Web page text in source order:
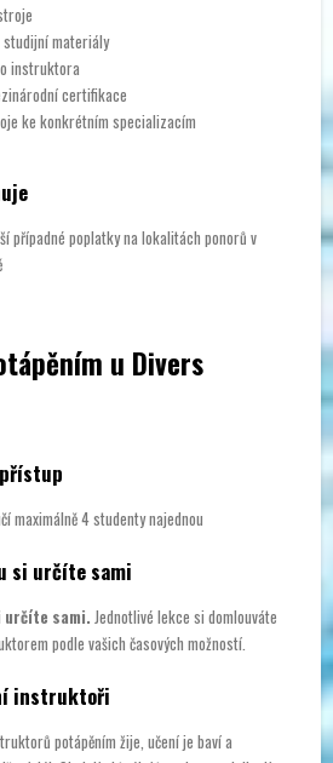
materiály
instruktora
certifikace
ke konkrétním specializacím
případné poplatky na lokalitách ponorů v
u Divers
maximálně 4 studenty najednou
si určíte sami
určíte sami.Jednotlivé lekce si domlouváte
podle vašich časových možností.
instruktoři
potápěním žije, učení je baví a